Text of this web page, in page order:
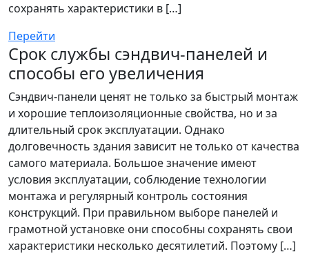
сохранять характеристики в […]
Перейти
Срок службы сэндвич-панелей и
способы его увеличения
Сэндвич-панели ценят не только за быстрый монтаж
и хорошие теплоизоляционные свойства, но и за
длительный срок эксплуатации. Однако
долговечность здания зависит не только от качества
самого материала. Большое значение имеют
условия эксплуатации, соблюдение технологии
монтажа и регулярный контроль состояния
конструкций. При правильном выборе панелей и
грамотной установке они способны сохранять свои
характеристики несколько десятилетий. Поэтому […]